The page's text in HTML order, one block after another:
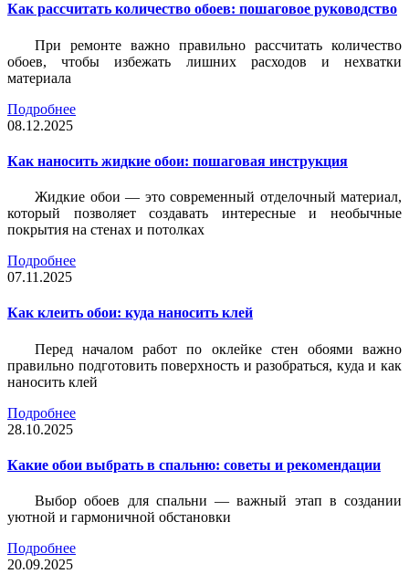
Как рассчитать количество обоев: пошаговое руководство
При ремонте важно правильно рассчитать количество
обоев, чтобы избежать лишних расходов и нехватки
материала
Подробнее
08.12.2025
Как наносить жидкие обои: пошаговая инструкция
Жидкие обои — это современный отделочный материал,
который позволяет создавать интересные и необычные
покрытия на стенах и потолках
Подробнее
07.11.2025
Как клеить обои: куда наносить клей
Перед началом работ по оклейке стен обоями важно
правильно подготовить поверхность и разобраться, куда и как
наносить клей
Подробнее
28.10.2025
Какие обои выбрать в спальню: советы и рекомендации
Выбор обоев для спальни — важный этап в создании
уютной и гармоничной обстановки
Подробнее
20.09.2025